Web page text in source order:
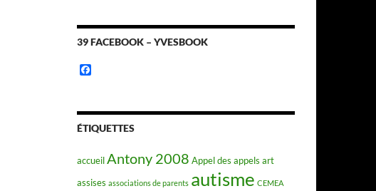
39 FACEBOOK – YVESBOOK
b
o
ÉTIQUETTES
accueilAntony 2008 Appel des appels art
assises associations de parents autisme CEMEA